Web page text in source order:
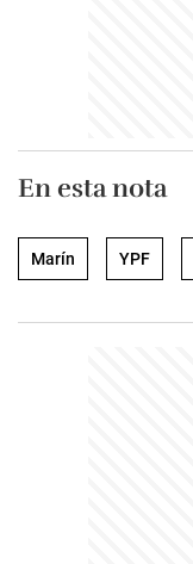
En esta nota
Marín YPF